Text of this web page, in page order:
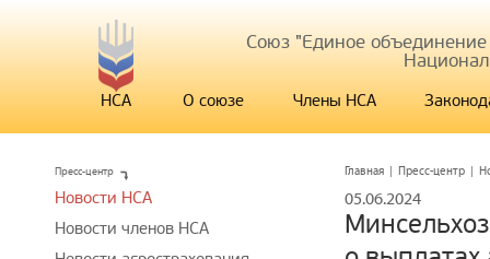
Союз "Единое
НСА О союзе Члены НСА
Главная | Пресс-центр |
05.06.2024
Пресс-центр
Новости НСА
Новости членов НСА